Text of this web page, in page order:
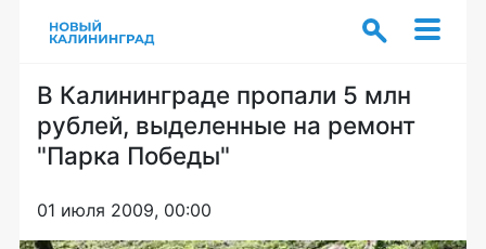
В Калининграде пропали 5 млн
рублей, выделенные на ремонт
"Парка Победы"
01 июля 2009, 00:00